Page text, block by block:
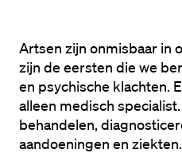
Artsen zijn onmisbaar in
zijn de eersten die we
en psychische klachten.
alleen medisch
behandelen,
aandoeningen en